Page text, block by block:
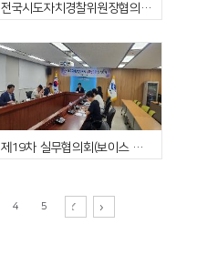
전국시도자치경찰위원장협의회 임시회 및 안동 현장 방문
제19차 실무협의회(보이스 피싱 예방 홍보 협업)
4 5